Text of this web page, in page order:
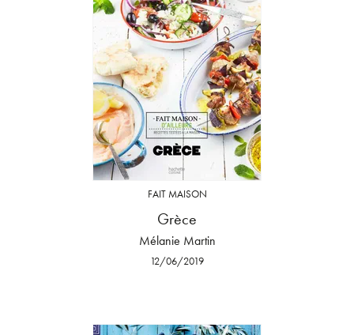
FAIT MAISON
Grèce
Mélanie Martin
12/06/2019